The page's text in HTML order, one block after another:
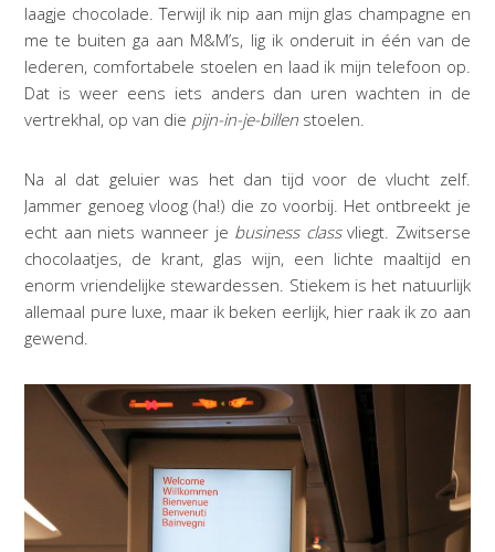
laagje chocolade. Terwijl ik nip aan mijn glas champagne en
me te buiten ga aan M&M’s, lig ik onderuit in één van de
lederen, comfortabele stoelen en laad ik mijn telefoon op.
Dat is weer eens iets anders dan uren wachten in de
vertrekhal, op van die pijn-in-je-billen stoelen.
Na al dat geluier was het dan tijd voor de vlucht zelf.
Jammer genoeg vloog (ha!) die zo voorbij. Het ontbreekt je
echt aan niets wanneer je business classvliegt. Zwitserse
chocolaatjes, de krant, glas wijn, een lichte maaltijd en
enorm vriendelijke stewardessen. Stiekem is het natuurlijk
allemaal pure luxe, maar ik beken eerlijk, hier raak ik zo aan
gewend.